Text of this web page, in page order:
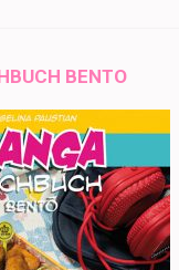
BENTO